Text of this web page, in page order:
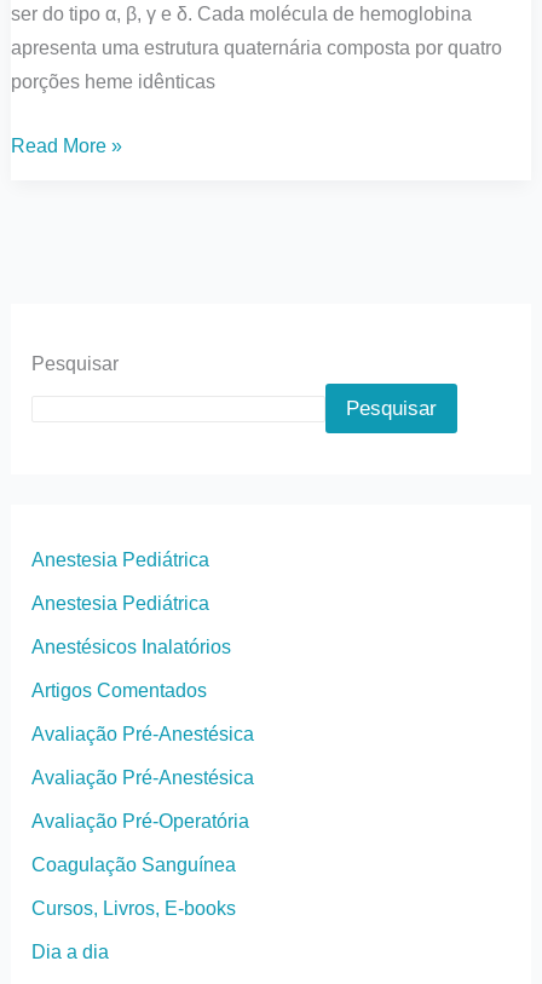
ser do tipo α, β, γ e δ. Cada molécula de hemoglobina
apresenta uma estrutura quaternária composta por quatro
porções heme idênticas
Read More »
Pesquisar
Pesquisar
Anestesia Pediátrica
Anestesia Pediátrica
Anestésicos Inalatórios
Artigos Comentados
Avaliação Pré-Anestésica
Avaliação Pré-Anestésica
Avaliação Pré-Operatória
Coagulação Sanguínea
Cursos, Livros, E-books
Dia a dia